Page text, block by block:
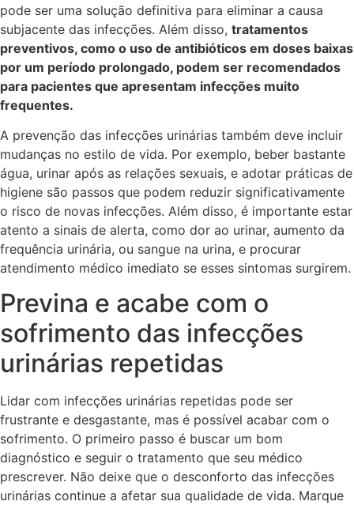
pode ser uma solução definitiva para eliminar a causa
subjacente das infecções. Além disso, tratamentos
preventivos, como o uso de antibióticos em doses baixas
por um período prolongado, podem ser recomendados
para pacientes que apresentam infecções muito
frequentes.
A prevenção das infecções urinárias também deve incluir
mudanças no estilo de vida. Por exemplo, beber bastante
água, urinar após as relações sexuais, e adotar práticas de
higiene são passos que podem reduzir significativamente
o risco de novas infecções. Além disso, é importante estar
atento a sinais de alerta, como dor ao urinar, aumento da
frequência urinária, ou sangue na urina, e procurar
atendimento médico imediato se esses sintomas surgirem.
Previna e acabe com o
sofrimento das infecções
urinárias repetidas
Lidar com infecções urinárias repetidas pode ser
frustrante e desgastante, mas é possível acabar com o
sofrimento. O primeiro passo é buscar um bom
diagnóstico e seguir o tratamento que seu médico
prescrever. Não deixe que o desconforto das infecções
urinárias continue a afetar sua qualidade de vida. Marque